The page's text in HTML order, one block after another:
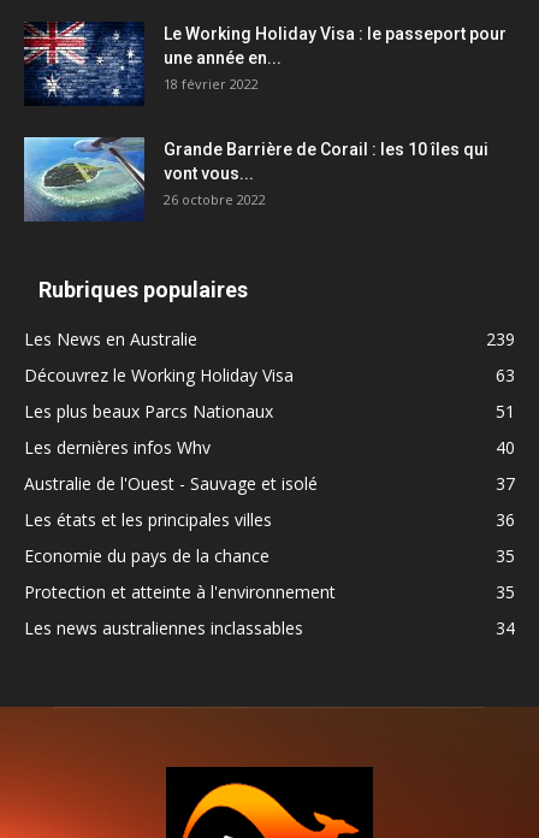
Le Working Holiday Visa : le passeport pour
une année en...
18 février 2022
Grande Barrière de Corail : les 10 îles qui
vont vous...
26 octobre 2022
Rubriques populaires
Les News en Australie
239
Découvrez le Working Holiday Visa
63
Les plus beaux Parcs Nationaux
51
Les dernières infos Whv
40
Australie de l'Ouest - Sauvage et isolé
37
Les états et les principales villes
36
Economie du pays de la chance
35
Protection et atteinte à l'environnement
35
Les news australiennes inclassables
34